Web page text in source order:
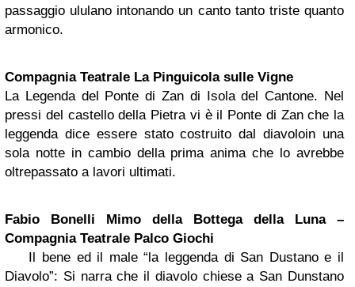
passaggio ululano intonando un canto tanto triste quanto
armonico.
Compagnia Teatrale La Pinguicola sulle Vigne
La Legenda del Ponte di Zan di Isola del Cantone. Nel
pressi del castello della Pietra vi è il Ponte di Zan che la
leggenda dice essere stato costruito dal diavoloin una
sola notte in cambio della prima anima che lo avrebbe
oltrepassato a lavori ultimati.
Fabio Bonelli Mimo della Bottega della Luna –
Compagnia Teatrale Palco Giochi
Il bene ed il male “la leggenda di San Dustano e il
Diavolo”: Si narra che il diavolo chiese a San Dunstano